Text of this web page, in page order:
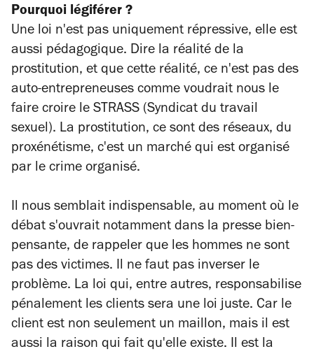
Pourquoi légiférer ?
Une loi n'est pas uniquement répressive, elle est
aussi pédagogique. Dire la réalité de la
prostitution, et que cette réalité, ce n'est pas des
auto-entrepreneuses comme voudrait nous le
faire croire le STRASS (Syndicat du travail
sexuel). La prostitution, ce sont des réseaux, du
proxénétisme, c'est un marché qui est organisé
par le crime organisé.
Il nous semblait indispensable, au moment où le
débat s'ouvrait notamment dans la presse bien-
pensante, de rappeler que les hommes ne sont
pas des victimes. Il ne faut pas inverser le
problème. La loi qui, entre autres, responsabilise
pénalement les clients sera une loi juste. Car le
client est non seulement un maillon, mais il est
aussi la raison qui fait qu'elle existe. Il est la